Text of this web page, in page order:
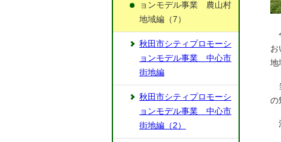
お
地
の
ョンモデル事業 農山村
地域編（7）
秋田市シティプロモーシ
ョンモデル事業 中心市
街地編
秋田市シティプロモーシ
ョンモデル事業 中心市
街地編（2）